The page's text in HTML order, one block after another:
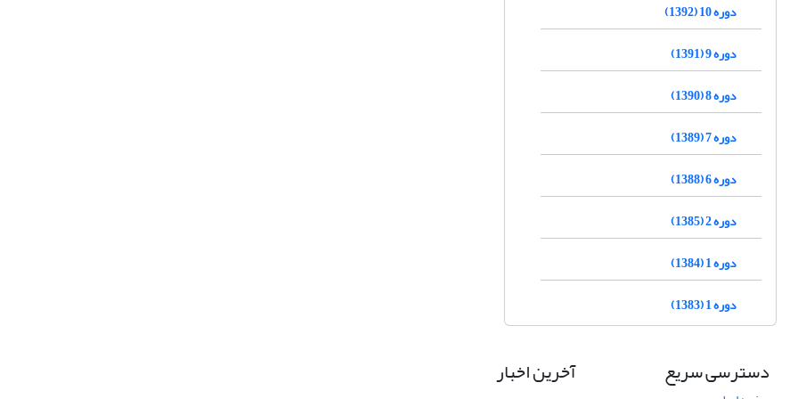
دوره 10 (1392)
دوره 9 (1391)
دوره 8 (1390)
دوره 7 (1389)
دوره 6 (1388)
دوره 2 (1385)
دوره 1 (1384)
دوره 1 (1383)
دسترسی سریع آخرین اخبار